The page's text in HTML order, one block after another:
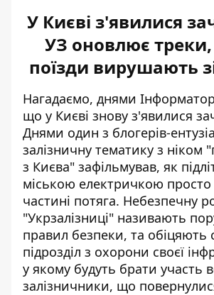
У Києві з'явилися
УЗ оновлює треки,
поїзди вирушають
Нагадаємо, днями
що у Києві знову з'явилися
Днями один з блогерів-
залізничну тематику з ніком
з Києва" зафільмував, як
міською електричкою просто
частині потяга. Небезпечну
"Укрзалізниці" називають
правил безпеки, та обіцяють
підрозділ з охорони своєї
у якому будуть брати участь
залізничники, що